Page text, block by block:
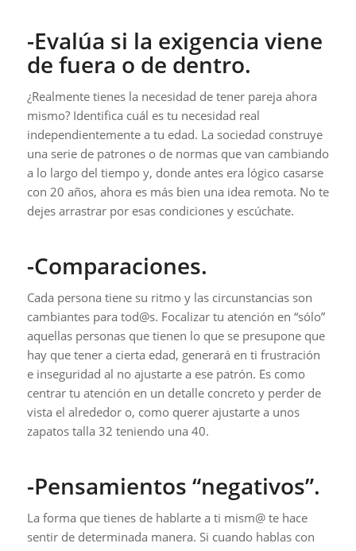
-Evalúa si la exigencia viene
de fuera o de dentro.
¿Realmente tienes la necesidad de tener pareja ahora
mismo? Identifica cuál es tu necesidad real
independientemente a tu edad. La sociedad construye
una serie de patrones o de normas que van cambiando
a lo largo del tiempo y, donde antes era lógico casarse
con 20 años, ahora es más bien una idea remota. No te
dejes arrastrar por esas condiciones y escúchate.
-Comparaciones.
Cada persona tiene su ritmo y las circunstancias son
cambiantes para tod@s. Focalizar tu atención en “sólo”
aquellas personas que tienen lo que se presupone que
hay que tener a cierta edad, generará en ti frustración
e inseguridad al no ajustarte a ese patrón. Es como
centrar tu atención en un detalle concreto y perder de
vista el alrededor o, como querer ajustarte a unos
zapatos talla 32 teniendo una 40.
-Pensamientos “negativos”.
La forma que tienes de hablarte a ti mism@ te hace
sentir de determinada manera. Si cuando hablas con